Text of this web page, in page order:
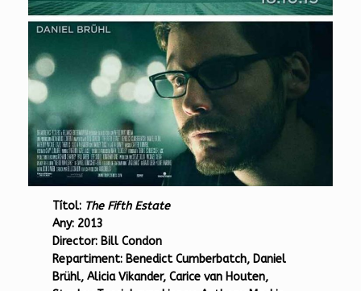
Títol: The Fifth Estate
Any: 2013
Director: Bill Condon
Repartiment: Benedict Cumberbatch, Daniel
Brühl, Alicia Vikander, Carice van Houten,